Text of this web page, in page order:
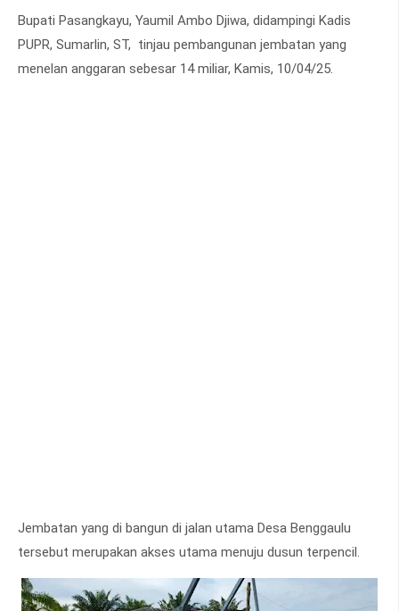
Bupati Pasangkayu, Yaumil Ambo Djiwa, didampingi Kadis
PUPR, Sumarlin, ST, tinjau pembangunan jembatan yang
menelan anggaran sebesar 14 miliar, Kamis, 10/04/25.
Jembatan yang di bangun di jalan utama Desa Benggaulu
tersebut merupakan akses utama menuju dusun terpencil.